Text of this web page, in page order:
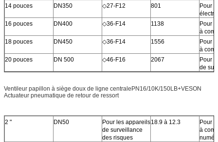
14 pouces
DN350 ◇27-F12 801
Pour
16 pouces
DN400 ◇36-F14 1138
Pour
à
18 pouces
DN450 ◇36-F14 1556
Pour
à
20 pouces
DN 500 ◇46-F16 2067
Pour
de
Ventileur papillon à siège doux de ligne centralePN16/10K/150LB+VESON
Actuateur pneumatique de retour de ressort
2 " DN50
Pour les appareils
de surveillance
des risques
18.9 à 12.3
Pour
à